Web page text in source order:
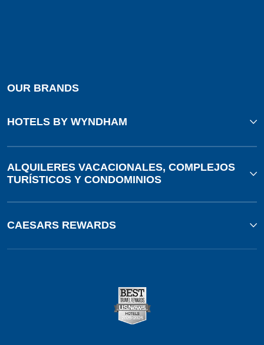
OUR BRANDS
HOTELS BY WYNDHAM
ALQUILERES VACACIONALES, COMPLEJOS
TURÍSTICOS Y CONDOMINIOS
CAESARS REWARDS